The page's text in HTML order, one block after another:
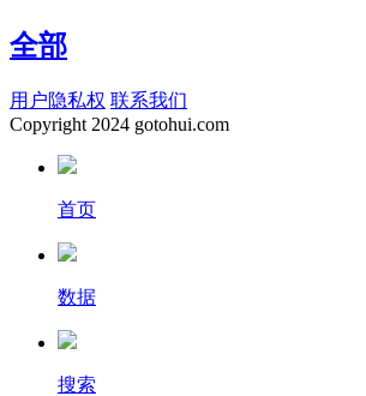
全部
用户隐私权 联系我们
Copyright 2024 gotohui.com
首页
数据
搜索